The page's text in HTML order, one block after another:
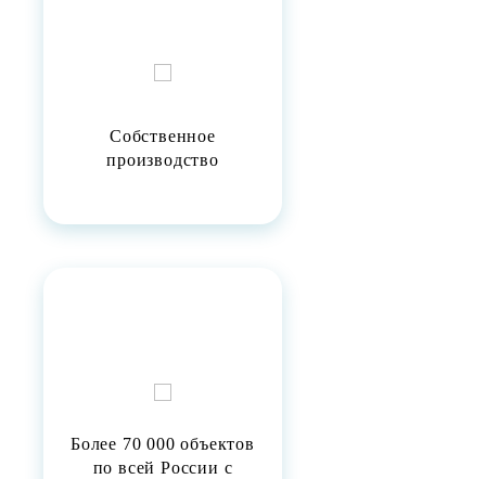
Собственное
производство
Более 70 000 объектов
по всей России с